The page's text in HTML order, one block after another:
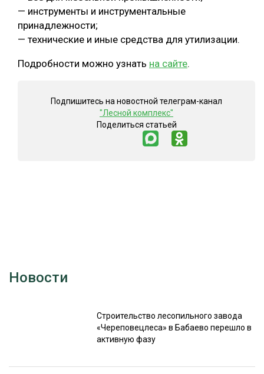
— инструменты и инструментальные
принадлежности;
— технические и иные средства для утилизации.
Подробности можно узнать на сайте.
Подпишитесь на новостной телеграм-канал
"Лесной комплекс"
Поделиться статьей
Новости
Строительство лесопильного завода
«Череповецлеса» в Бабаево перешло в
активную фазу